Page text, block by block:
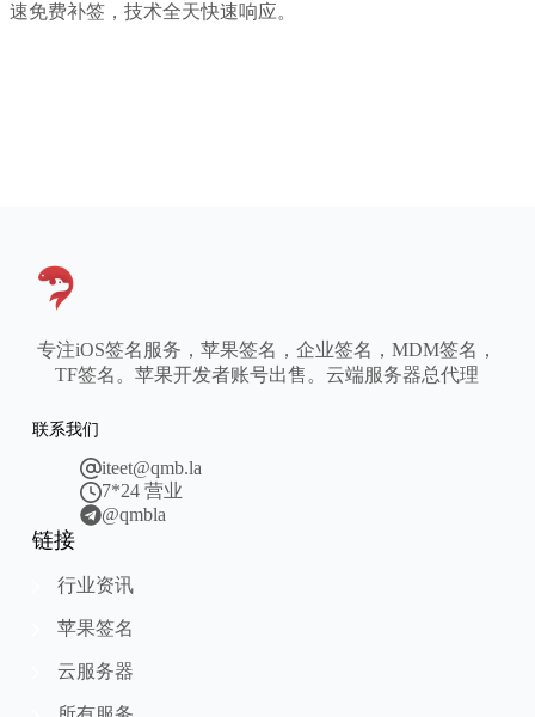
速免费补签，技术全天快速响应。
专注iOS签名服务，苹果签名，企业签名，MDM签名，
TF签名。苹果开发者账号出售。云端服务器总代理
联系我们
iteet@qmb.la
7*24 营业
@qmbla
链接
行业资讯
苹果签名
云服务器